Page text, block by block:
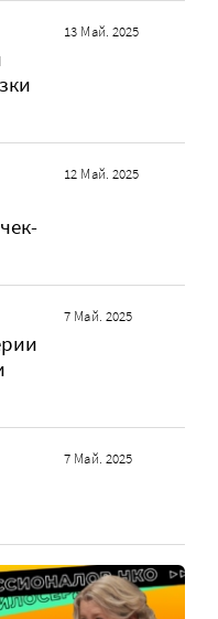
13 Май. 2025
12 Май. 2025
7 Май. 2025
7 Май. 2025